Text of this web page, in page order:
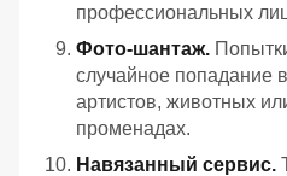
профессиональных
Фото-шантаж.
случайное попадание
артистов, животных
променадах.
Навязанный сервис.